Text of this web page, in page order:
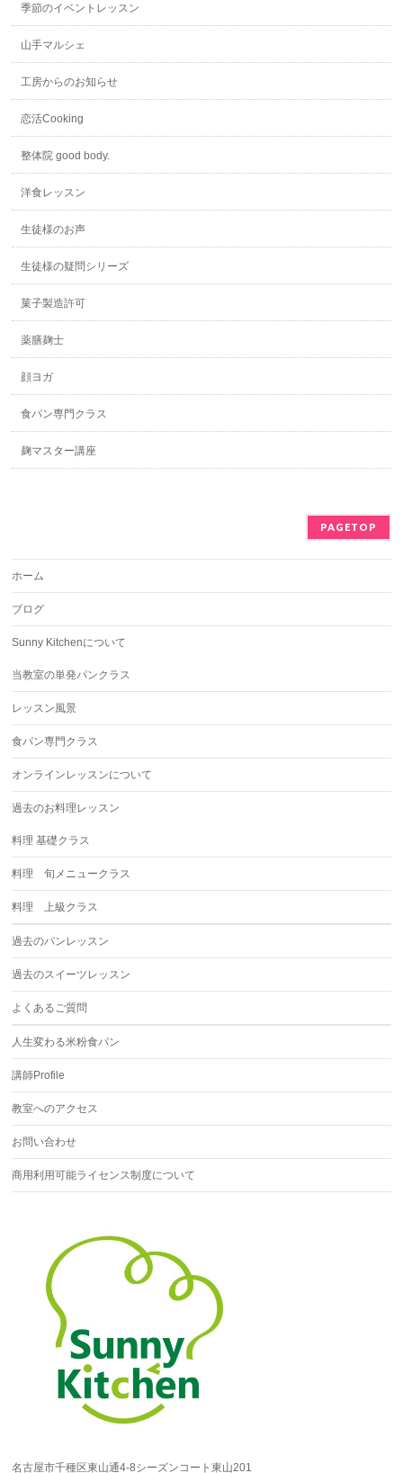
季節のイベントレッスン
山手マルシェ
工房からのお知らせ
恋活Cooking
整体院 good body.
洋食レッスン
生徒様のお声
生徒様の疑問シリーズ
菓子製造許可
薬膳麹士
顔ヨガ
食パン専門クラス
麹マスター講座
PAGETOP
ホーム
ブログ
Sunny Kitchenについて
当教室の単発パンクラス
レッスン風景
食パン専門クラス
オンラインレッスンについて
過去のお料理レッスン
料理 基礎クラス
料理 旬メニュークラス
料理 上級クラス
過去のパンレッスン
過去のスイーツレッスン
よくあるご質問
人生変わる米粉食パン
講師Profile
教室へのアクセス
お問い合わせ
商用利用可能ライセンス制度について
名古屋市千種区東山通4-8シーズンコート東山201